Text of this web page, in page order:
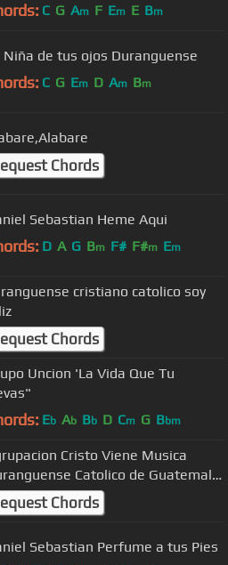
C G Am F Em E Bm
Niña de tus ojos Duranguense
C G Em D Am Bm
Chords
Daniel Sebastian Heme Aqui
D A G Bm F# F#m Em
cristiano catolico soy
Chords
Uncion 'La Vida Que Tu
Eb Ab Bb D Cm G Bbm
Cristo Viene Musica
Catolico de Guatemala
Chords
Sebastian Perfume a tus Pies